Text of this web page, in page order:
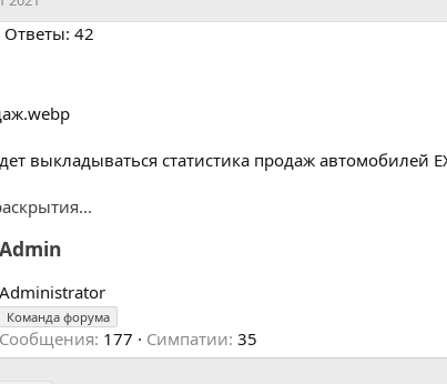
Ответы: 42
выкладываться статистика продаж автомобилей
А
т
о
р
Admin
Administrator
Команда форума
Сообщения 177 Симпатии 35